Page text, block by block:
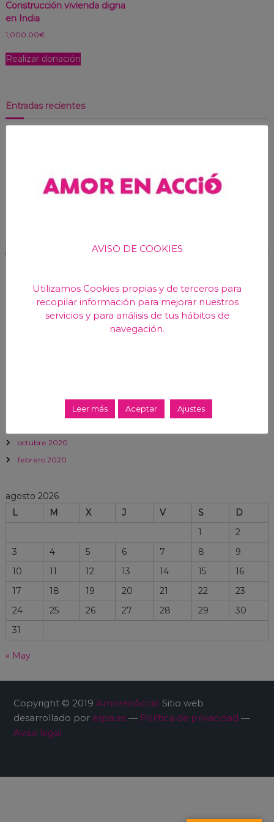
Construcción vivienda digna
en India
1,000.00€
Realizar donación
Entradas recientes
YA TENEMOS BIZUM
Archivos
enero 2025
junio 2024
diciembre 2022
octubre 2020
febrero 2020
agosto 2026
L
M X J V S
D
1
2
3
4 5 6 7 8
9
10
11 12 13 14 15
16
17
18 19 20 21 22
23
24
25 26 27 28 29
30
31
« May
Copyright © 2019 AmorenAcció Sitio web
desarrollado porespa.es— Política de privacidad —
Aviso legal
AVISO DE COOKIES
Utilizamos Cookies propias y de terceros para
recopilar información para mejorar nuestros
servicios y para análisis de tus hábitos de
navegación.
Leer más Aceptar Ajustes